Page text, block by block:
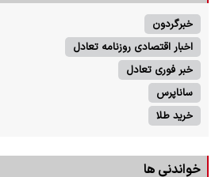
خبرگردون
اخبار اقتصادی روزنامه تعادل
خبر فوری تعادل
ساناپرس
خرید طلا
خواندنی ها